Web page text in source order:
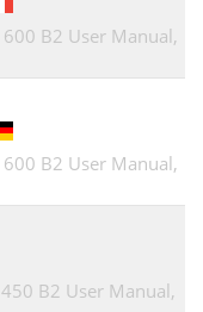
600 B2 User Manual,
600 B2 User Manual,
450 B2 User Manual,